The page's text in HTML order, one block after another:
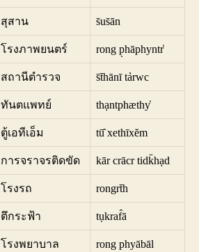
สุสาน s̄us̄ān
โรงภาพยนตร์ rong p̣hāphyntr̒
สถานีตำรวจ s̄t̄hānī tảrwc
ทันตแพทย์ thạntphæthy̒
ตู้เอทีเอ็ม tū̂ xethīxĕm
การจราจรติดขัด kār crācr tidk̄hạd
โรงรถ rongrt̄h
ตึกระฟ้า tụkraf̂ā
โรงพยาบาล rong phyābāl